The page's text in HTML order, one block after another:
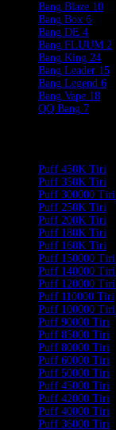
Bang Blaze 10
Bang Box 6
Bang DE 4
Bang FLUUM 2
Bang King 24
Bang Leader 15
Bang Legend 6
Bang Vape 18
QQ Bang 7
Puff 450K Tiri
Puff 350K Tiri
Puff 300000 Tiri
Puff 250K Tiri
Puff 200K Tiri
Puff 180K Tiri
Puff 160K Tiri
Puff 150000 Tiri
Puff 140000 Tiri
Puff 120000 Tiri
Puff 110000 Tiri
Puff 100000 Tiri
Puff 90000 Tiri
Puff 85000 Tiri
Puff 80000 Tiri
Puff 60000 Tiri
Puff 50000 Tiri
Puff 45000 Tiri
Puff 42000 Tiri
Puff 40000 Tiri
Puff 36000 Tiri